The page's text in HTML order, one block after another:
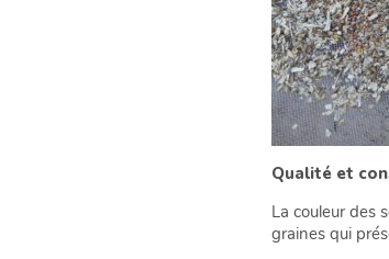
Qualité et
La couleur des
graines qui